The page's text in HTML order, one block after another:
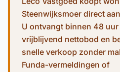
Steenwijksmoer direct
U ontvangt binnen 48 uur
vrijblijvend nettobod en
snelle verkoop zonder
Funda-vermeldingen of